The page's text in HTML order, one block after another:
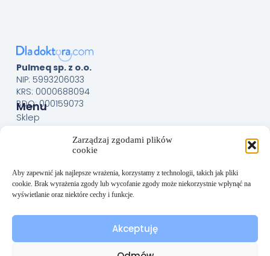
Zarządzaj zgodami plików
cookie
Aby zapewnić jak najlepsze wrażenia, korzystamy z technologii, takich jak pliki
cookie. Brak wyrażenia zgody lub wycofanie zgody może niekorzystnie wpłynąć na
wyświetlanie oraz niektóre cechy i funkcje.
Akceptuję
Pulmeq sp. z o.o.
NIP: 5993206033
KRS: 0000688094
BDO: 000159073
Menu
Sklep
Regulamin
Polityka prywatności